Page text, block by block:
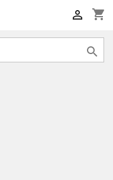
shopping_cart

